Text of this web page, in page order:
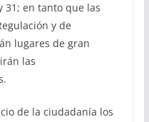
31; en tanto que las
y de
lugares de gran
las
de la ciudadanía los